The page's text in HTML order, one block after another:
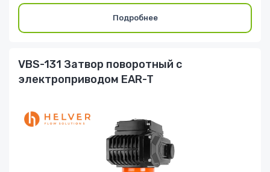
Подробнее
VBS-131 Затвор поворотный с
электроприводом EAR-T